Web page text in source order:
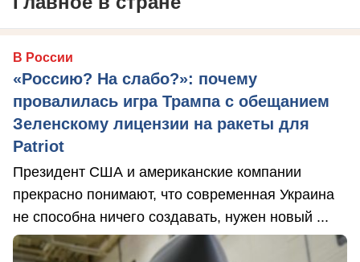
В России
«Россию? На слабо?»: почему
провалилась игра Трампа с обещанием
Зеленскому лицензии на ракеты для
Patriot
Президент США и американские компании
прекрасно понимают, что современная Украина
не способна ничего создавать, нужен новый ...